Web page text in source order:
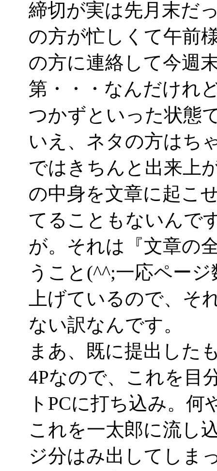
締切が実は先月末だ
の方が忙しくて午前
の方に連絡して今週
第・・・なんだけれ
つかずといった状態
いえ、ネタの方はち
ではきちんと出来上
の中身を文章に起こ
てることもないんで
が。それは『文章の
うこと(^^;一応ペー
上げているので、そ
ない訳なんです。
まあ、既に提出した
4Pなので、これを目
トPCに打ち込み。
これを一太郎に流し
ジ分はみ出してしま